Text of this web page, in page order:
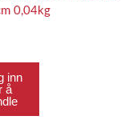
0,04kg
inn
å